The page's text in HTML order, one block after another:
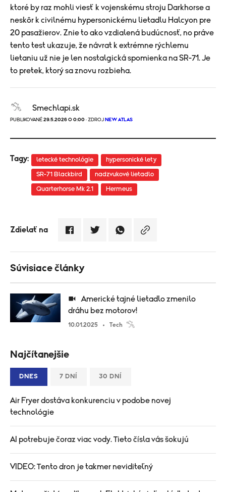
ktoré by raz mohli viesť k vojenskému stroju Darkhorse a
neskôr k civilnému hypersonickému lietadlu Halcyon pre
20 pasažierov. Znie to ako vzdialená budúcnosť, no práve
tento test ukazuje, že návrat k extrémne rýchlemu
lietaniu už nie je len nostalgická spomienka na SR-71. Je
to pretek, ktorý sa znovu rozbieha.
Smechlapi.sk
PUBLIKOVANÉ 29.5.2026 O 0:00 · ZDROJ NEW ATLAS
Tagy: letecké technológie hypersonické lety
SR-71 Blackbird nadzvukové lietadlo
Quarterhorse Mk 2.1 Hermeus
Zdielať na
Súvisiace články
dráhu bez motorov!
10.01.2025 Tech
Najčítanejšie
DNES 7 DNÍ 30 DNÍ
Air Fryer dostáva konkurenciu v podobe novej
technológie
AI potrebuje čoraz viac vody. Tieto čísla vás šokujú
VIDEO: Tento dron je takmer neviditeľný